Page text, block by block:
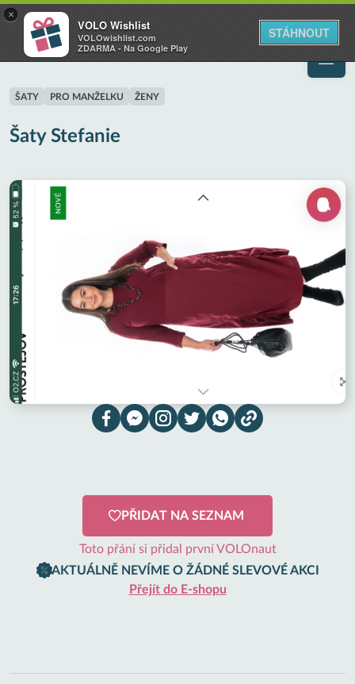
VOLO
Váš online wishlist
×
VOLO Wishlist
VOLOwishlist.com
ZDARMA - Na Google Play
STÁHNOUT
ŠATY PRO MANŽELKU ŽENY
Šaty Stefanie
PŘIDAT NA SEZNAM
Toto přání si přidal první VOLOnaut
AKTUÁLNĚ NEVÍME O ŽÁDNÉ SLEVOVÉ AKCI
Přejít do E-shopu